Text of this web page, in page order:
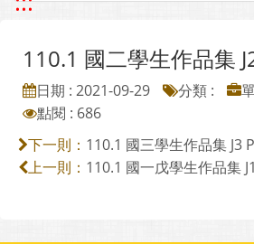
110.1 國二學生作品集
日期 : 2021-09-29 分類 :
點閱 : 686
下一則： 110.1 國三學生作品集 J3
上一則： 110.1 國一戊學生作品集